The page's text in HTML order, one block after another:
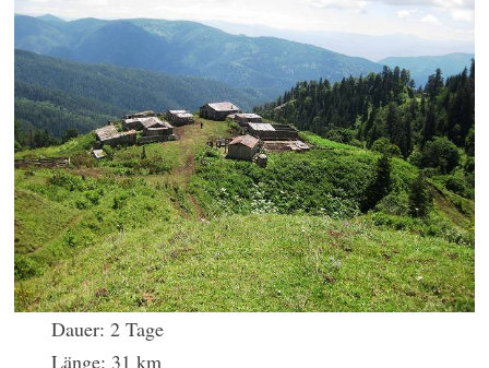
Dauer: 2 Tage
Länge: 31 km